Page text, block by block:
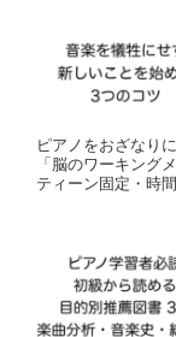
ピアノをおざなり
「脳のワーキング
ティーン固定・時